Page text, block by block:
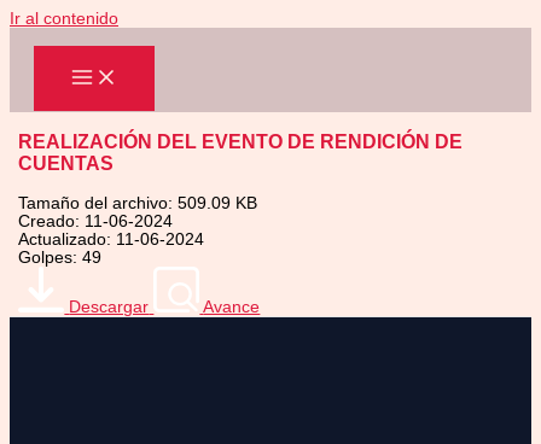
Ir al contenido
REALIZACIÓN DEL EVENTO DE RENDICIÓN DE
CUENTAS
Tamaño del archivo: 509.09 KB
Creado: 11-06-2024
Actualizado: 11-06-2024
Golpes: 49
Descargar Avance